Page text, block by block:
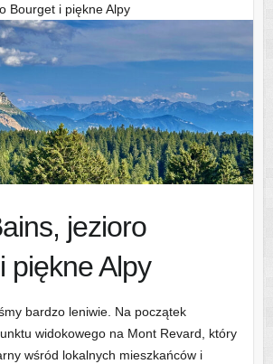
Bourget i piękne Alpy
jezioro
piękne Alpy
bardzo leniwie. Na początek
widokowego na Mont Revard, który
wśród lokalnych mieszkańców i